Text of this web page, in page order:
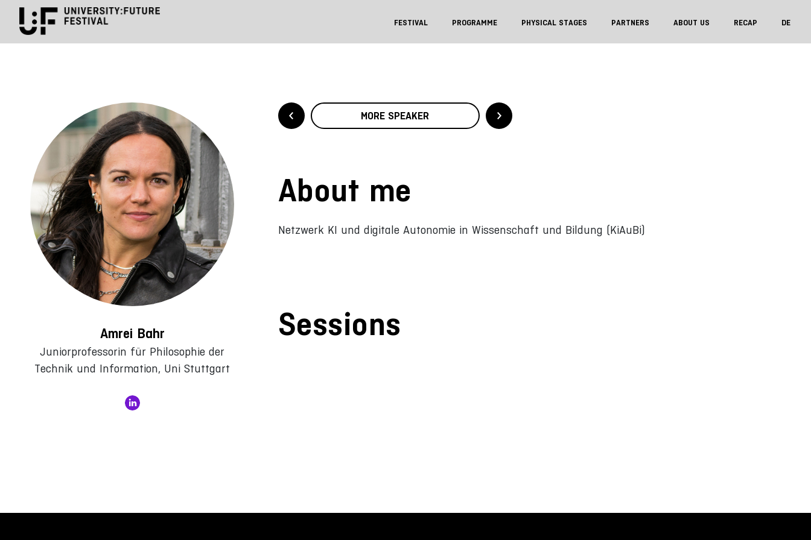
FESTIVAL PROGRAMME PHYSICAL STAGES PARTNERS ABOUT US RECAP DE
Amrei Bahr
Juniorprofessorin für Philosophie der
Technik und Information, Uni Stuttgart
MORE SPEAKER
About me
Netzwerk KI und digitale Autonomie in Wissenschaft und Bildung (KiAuBi)
Sessions